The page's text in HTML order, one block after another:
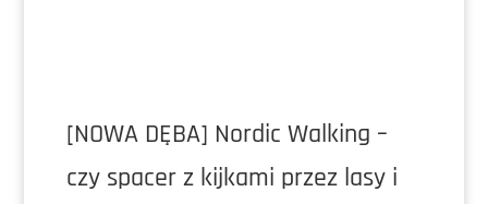
[NOWA DĘBA] Nordic Walking –
czy spacer z kijkami przez lasy i